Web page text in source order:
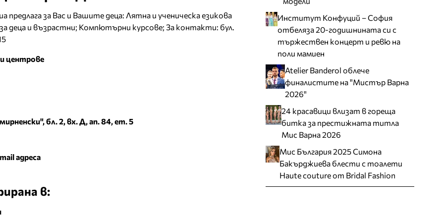
за Вас и Вашите деца: Лятна и ученическа езикова
деца и възрастни; Компютърни курсове; За контакти: бул.
центрове
бл. 2, вх. Д, ап. 84, ет. 5
адреса
в:
Институт Конфуций – София
отбеляза 20-годишнината си с
тържествен концерт и ревю на
поли мамиен
Atelier Banderol облече
финалистите на "Мистър Варна
2026"
24 красавици влизат в гореща
битка за престижната титла
Мис Варна 2026
Мис България 2025 Симона
Бакърджиева блести с тоалети
Haute couture от Bridal Fashion